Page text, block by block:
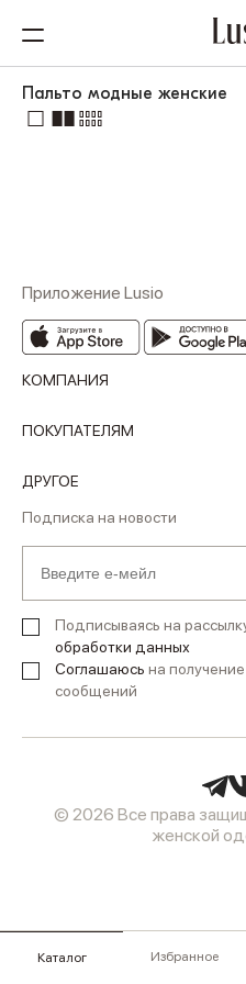
Каталог Избранное
Пальто модные женские
Приложение Lusio
КОМПАНИЯ
ПОКУПАТЕЛЯМ
ДРУГОЕ
Подписка на новости
Подписываясь на
обработки данных
Соглашаюсь на
сообщений
© 2026 Все права
женской